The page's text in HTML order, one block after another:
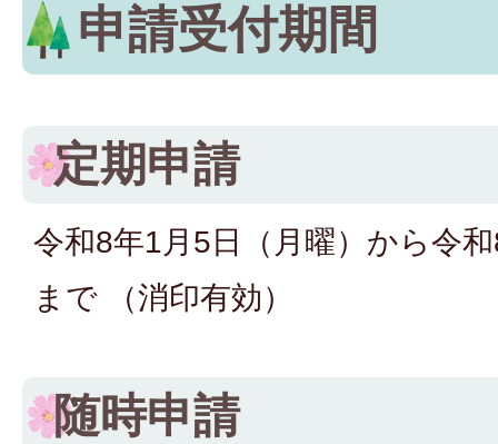
申請受付期間
定期申請
令和8年1月5日（月曜）から令
まで （消印有効）
随時申請